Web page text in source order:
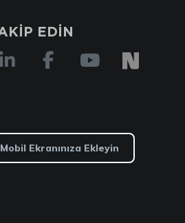
EDİN
Ekranınıza Ekleyin